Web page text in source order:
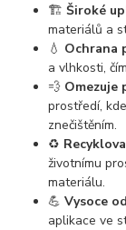
🏗️Široké
materiálů a
💧 Ochrana
a vlhkosti,
💨 Omezuje
prostředí,
znečištěním.
♻️
životnímu
materiálu.
💪Vysoce
aplikace ve